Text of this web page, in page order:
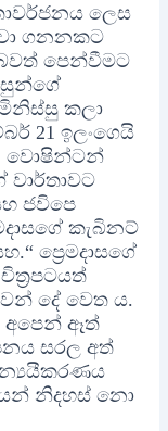
ලෙස
ගනනකට
පෙන්වීමට
කලා
21 ඉලංගෙයි
වොෂින්ටන්
ජවිපෙ
කැබිනට්
ප්‍රෙමදාසගේ
දේ වෙත ය.
අපෙන් ඈත්
සරල අත්
නිදහස් නො